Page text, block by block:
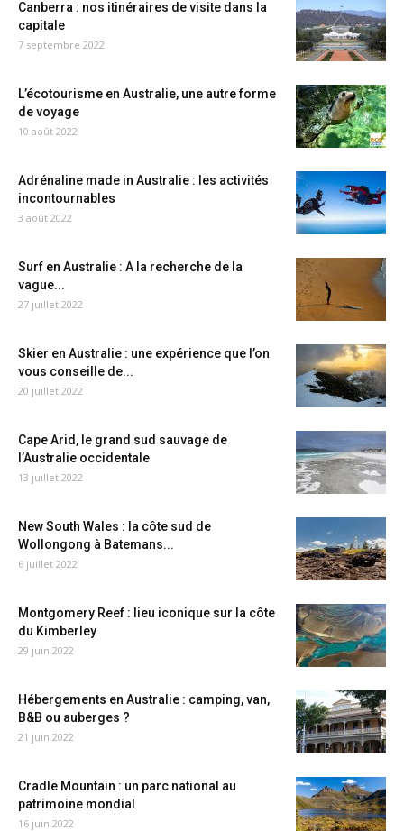
Canberra : nos itinéraires de visite dans la
capitale
7 septembre 2022
L’écotourisme en Australie, une autre forme
de voyage
10 août 2022
Adrénaline made in Australie : les activités
incontournables
3 août 2022
Surf en Australie : A la recherche de la
vague...
27 juillet 2022
Skier en Australie : une expérience que l’on
vous conseille de...
20 juillet 2022
Cape Arid, le grand sud sauvage de
l’Australie occidentale
13 juillet 2022
New South Wales : la côte sud de
Wollongong à Batemans...
6 juillet 2022
Montgomery Reef : lieu iconique sur la côte
du Kimberley
29 juin 2022
Hébergements en Australie : camping, van,
B&B ou auberges ?
21 juin 2022
Cradle Mountain : un parc national au
patrimoine mondial
16 juin 2022